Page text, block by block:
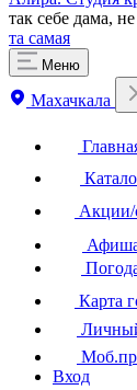
так себе дама,
та самая
Меню
Махачкала
Акции/
Карта
Вход